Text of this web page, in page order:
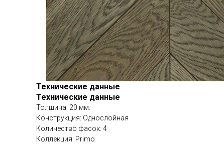
Технические данные
Технические данные
Толщина: 20 мм.
Конструкция: Однослойная
Количество фасок: 4
Коллекция: Primo